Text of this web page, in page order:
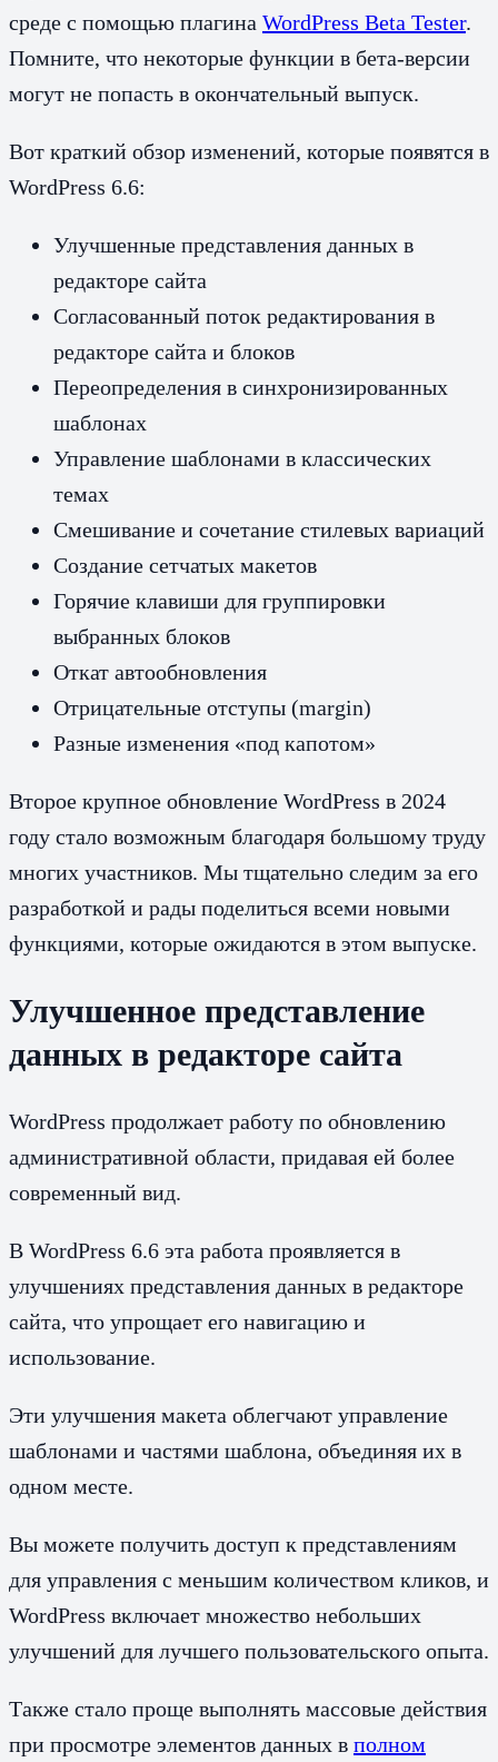
среде с помощью плагина WordPress Beta Tester.
Помните, что некоторые функции в бета-версии
могут не попасть в окончательный выпуск.
Вот краткий обзор изменений, которые появятся в
WordPress 6.6:
Улучшенные представления данных в
редакторе сайта
Согласованный поток редактирования в
редакторе сайта и блоков
Переопределения в синхронизированных
шаблонах
Управление шаблонами в классических
темах
Смешивание и сочетание стилевых вариаций
Создание сетчатых макетов
Горячие клавиши для группировки
выбранных блоков
Откат автообновления
Отрицательные отступы (margin)
Разные изменения «под капотом»
Второе крупное обновление WordPress в 2024
году стало возможным благодаря большому труду
многих участников. Мы тщательно следим за его
разработкой и рады поделиться всеми новыми
функциями, которые ожидаются в этом выпуске.
Улучшенное представление
данных в редакторе сайта
WordPress продолжает работу по обновлению
административной области, придавая ей более
современный вид.
В WordPress 6.6 эта работа проявляется в
улучшениях представления данных в редакторе
сайта, что упрощает его навигацию и
использование.
Эти улучшения макета облегчают управление
шаблонами и частями шаблона, объединяя их в
одном месте.
Вы можете получить доступ к представлениям
для управления с меньшим количеством кликов, и
WordPress включает множество небольших
улучшений для лучшего пользовательского опыта.
Также стало проще выполнять массовые действия
при просмотре элементов данных в полном